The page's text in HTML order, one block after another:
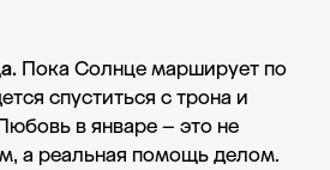
Пока Солнце марширует по
спуститься с трона и
в январе – это не
а реальная помощь делом.